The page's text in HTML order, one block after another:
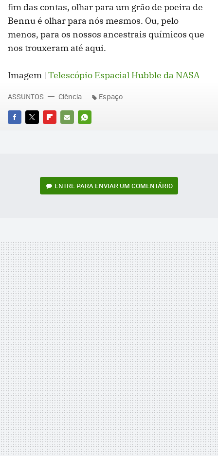
fim das contas, olhar para um grão de poeira de
Bennu é olhar para nós mesmos. Ou, pelo
menos, para os nossos ancestrais químicos que
nos trouxeram até aqui.
Imagem | Telescópio Espacial Hubble da NASA
FACEBOOK
TWITTERFLIPBOARD
E-
WHATSAPP
ASSUNTOS Ciência Espaço
ENTRE PARA ENVIAR UM COMENTÁRIO